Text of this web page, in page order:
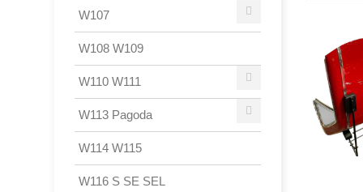
W107
W108 W109
W110 W111
W113 Pagoda
W114 W115
W116 S SE SEL